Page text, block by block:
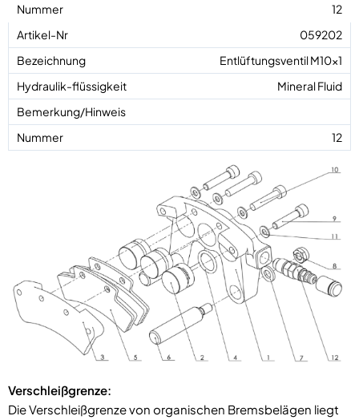
12
059202
Entlüftungsventil M10x1
Mineral Fluid
12
Verschleißgrenze:
Die Verschleißgrenze von organischen Bremsbelägen liegt